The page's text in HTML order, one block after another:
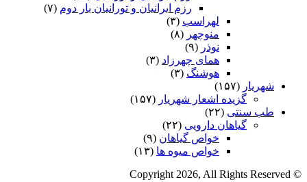
رزم ایرانیان و تورانیان بار دوم (۷)
لهراسب (۳)
منوچهر (۸)
نوذر (۹)
هماى چهرزاد (۳)
هوشنگ (۳)
شهریار (۱۵۷)
گزیده اشعار شهریار (۱۵۷)
طب سنتی (۲۲)
گیاهان دارویی (۲۲)
خواص گیاهان (۹)
خواص میوه ها (۱۳)
© Copyright 2026, All Rights Reserved